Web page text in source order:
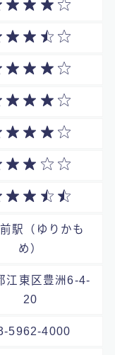
駅（ゆりかも
め）
江東区豊洲6-4-
20
5962-4000